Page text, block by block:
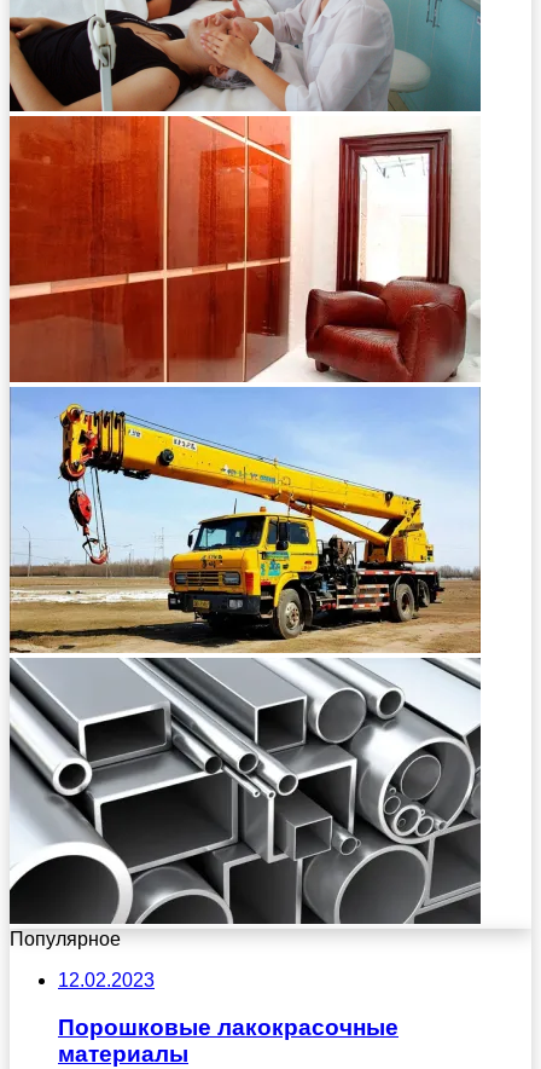
Популярное
12.02.2023
Порошковые лакокрасочные
материалы